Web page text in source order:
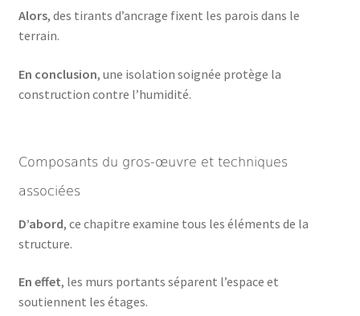
Alors, des tirants d’ancrage fixent les parois dans le
terrain.
En conclusion, une isolation soignée protège la
construction contre l’humidité.
Composants du gros-œuvre et techniques
associées
D’abord, ce chapitre examine tous les éléments de la
structure.
En effet, les murs portants séparent l’espace et
soutiennent les étages.